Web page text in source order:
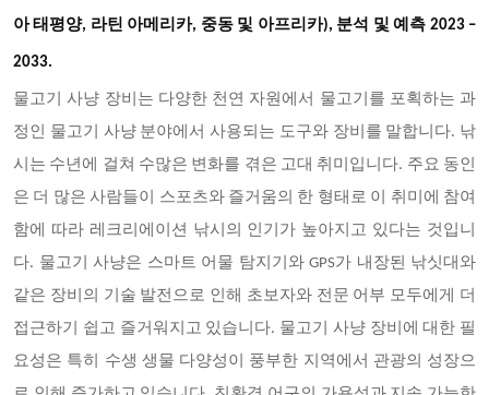
아 태평양, 라틴 아메리카, 중동 및 아프리카), 분석 및 예측 2023 –
2033.
물고기 사냥 장비는 다양한 천연 자원에서 물고기를 포획하는 과
정인 물고기 사냥 분야에서 사용되는 도구와 장비를 말합니다. 낚
시는 수년에 걸쳐 수많은 변화를 겪은 고대 취미입니다. 주요 동인
은 더 많은 사람들이 스포츠와 즐거움의 한 형태로 이 취미에 참여
함에 따라 레크리에이션 낚시의 인기가 높아지고 있다는 것입니
다. 물고기 사냥은 스마트 어물 탐지기와 GPS가 내장된 낚싯대와
같은 장비의 기술 발전으로 인해 초보자와 전문 어부 모두에게 더
접근하기 쉽고 즐거워지고 있습니다. 물고기 사냥 장비에 대한 필
요성은 특히 수생 생물 다양성이 풍부한 지역에서 관광의 성장으